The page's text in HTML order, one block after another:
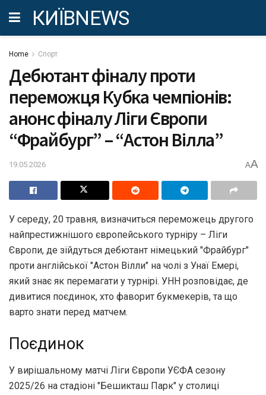
КИЇВNEWS
Home Спорт
Дебютант фіналу проти
переможця Кубка чемпіонів:
анонс фіналу Ліги Європи
“Фрайбург” – “Астон Вілла”
19.05.2026 AA
У середу, 20 травня, визначиться переможець другого
найпрестижнішого європейського турніру – Ліги
Європи, де зійдуться дебютант німецький "Фрайбург"
проти англійської "Астон Вілли" на чолі з Унаї Емері,
який знає як перемагати у турнірі. УНН розповідає, де
дивитися поєдинок, хто фаворит букмекерів, та що
варто знати перед матчем.
Поєдинок
У вирішальному матчі Ліги Європи УЄФА сезону
2025/26 на стадіоні "Бешикташ Парк" у столиці